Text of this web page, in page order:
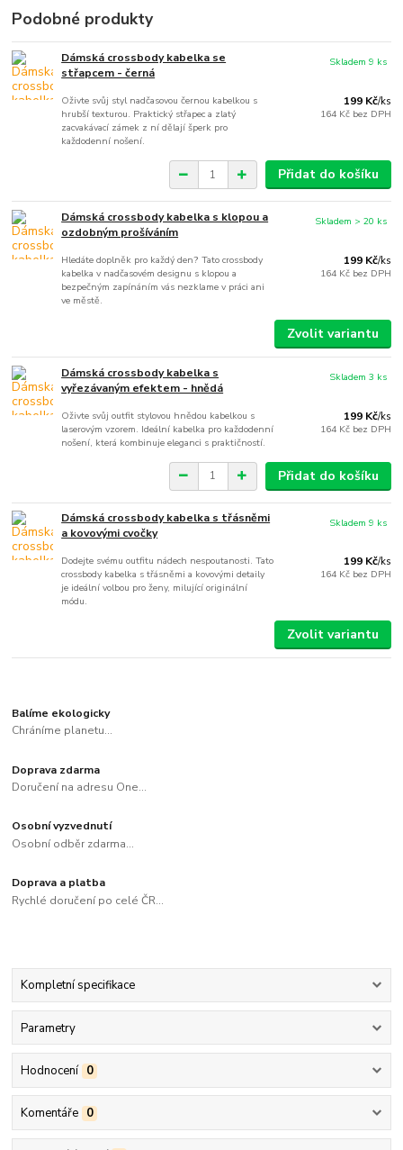
Podobné produkty
Dámská crossbody kabelka se
střapcem - černá
Oživte svůj styl nadčasovou černou kabelkou s
hrubší texturou. Praktický střapec a zlatý
zacvakávací zámek z ní dělají šperk pro
každodenní nošení.
199 Kč/ks
164 Kč bez DPH
Skladem 9 ks
Přidat do košíku
Dámská crossbody kabelka s klopou a
ozdobným prošíváním
Hledáte doplněk pro každý den? Tato crossbody
kabelka v nadčasovém designu s klopou a
bezpečným zapínáním vás nezklame v práci ani
ve městě.
199 Kč/ks
164 Kč bez DPH
Skladem > 20 ks
Zvolit variantu
Dámská crossbody kabelka s
vyřezávaným efektem - hnědá
Oživte svůj outfit stylovou hnědou kabelkou s
laserovým vzorem. Ideální kabelka pro každodenní
nošení, která kombinuje eleganci s praktičností.
199 Kč/ks
164 Kč bez DPH
Skladem 3 ks
Přidat do košíku
Dámská crossbody kabelka s třásněmi
a kovovými cvočky
Dodejte svému outfitu nádech nespoutanosti. Tato
crossbody kabelka s třásněmi a kovovými detaily
je ideální volbou pro ženy, milující originální
módu.
199 Kč/ks
164 Kč bez DPH
Skladem 9 ks
Zvolit variantu
Balíme ekologicky
Chráníme planetu...
Doprava zdarma
Doručení na adresu One...
Osobní vyzvednutí
Osobní odběr zdarma...
Doprava a platba
Rychlé doručení po celé ČR...
Kompletní specifikace
Parametry
Hodnocení 0
Komentáře 0